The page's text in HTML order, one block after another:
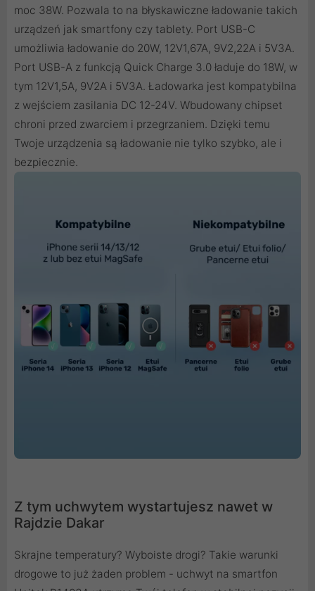
moc 38W. Pozwala to na błyskawiczne ładowanie takich
urządzeń jak smartfony czy tablety. Port USB-C
umożliwia ładowanie do 20W, 12V1,67A, 9V2,22A i 5V3A.
Port USB-A z funkcją Quick Charge 3.0 ładuje do 18W, w
tym 12V1,5A, 9V2A i 5V3A. Ładowarka jest kompatybilna
z wejściem zasilania DC 12-24V. Wbudowany chipset
chroni przed zwarciem i przegrzaniem. Dzięki temu
Twoje urządzenia są ładowanie nie tylko szybko, ale i
bezpiecznie.
Z tym uchwytem wystartujesz nawet w
Rajdzie Dakar
Skrajne temperatury? Wyboiste drogi? Takie warunki
drogowe to już żaden problem - uchwyt na smartfon